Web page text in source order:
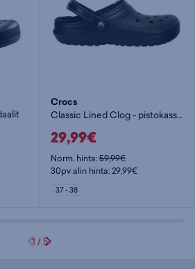
Crocs
Classic Lined Clog - pistokassandaalit
29,99€
Norm. hinta:59,99€
30pv alin hinta: 29,99€
37 - 38
1 /5